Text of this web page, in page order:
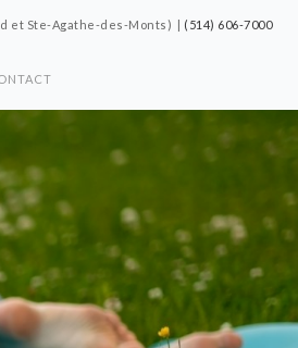
et Ste-Agathe-des-Monts) | (514) 606-7000